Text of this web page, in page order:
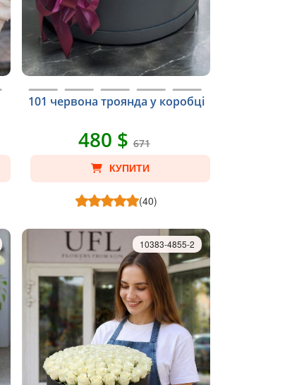
101 червона троянда у коробці
480 $671
КУПИТИ
(40)
10383-4855-2